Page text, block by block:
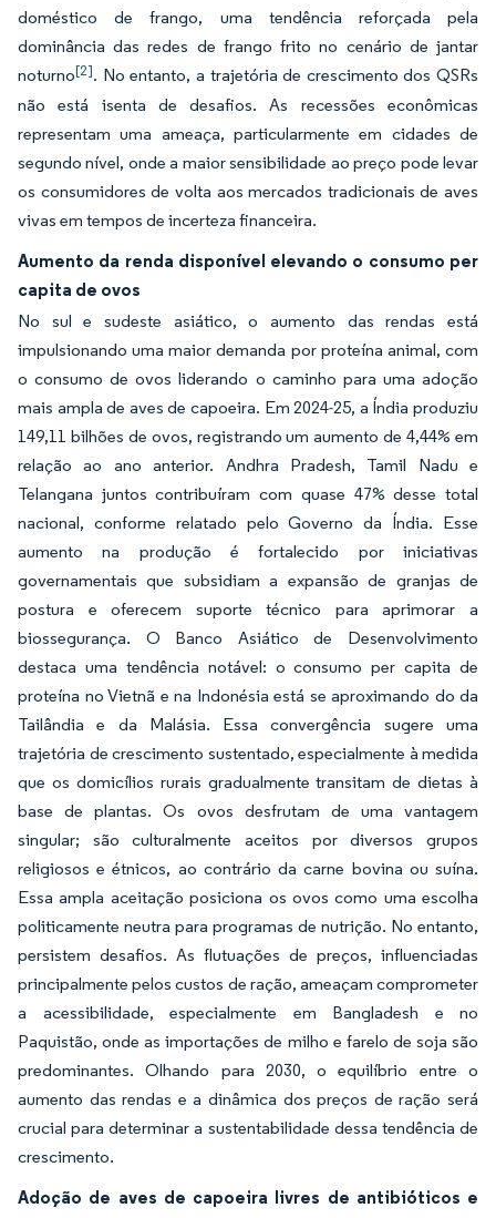
doméstico de frango, uma tendência reforçada pela
dominância das redes de frango frito no cenário de jantar
noturno[2]. No entanto, a trajetória de crescimento dos QSRs
não está isenta de desafios. As recessões econômicas
representam uma ameaça, particularmente em cidades de
segundo nível, onde a maior sensibilidade ao preço pode levar
os consumidores de volta aos mercados tradicionais de aves
vivas em tempos de incerteza financeira.
Aumento da renda disponível elevando o consumo per
capita de ovos
No sul e sudeste asiático, o aumento das rendas está
impulsionando uma maior demanda por proteína animal, com
o consumo de ovos liderando o caminho para uma adoção
mais ampla de aves de capoeira. Em 2024-25, a Índia produziu
149,11 bilhões de ovos, registrando um aumento de 4,44% em
relação ao ano anterior. Andhra Pradesh, Tamil Nadu e
Telangana juntos contribuíram com quase 47% desse total
nacional, conforme relatado pelo Governo da Índia. Esse
aumento na produção é fortalecido por iniciativas
governamentais que subsidiam a expansão de granjas de
postura e oferecem suporte técnico para aprimorar a
biossegurança. O Banco Asiático de Desenvolvimento
destaca uma tendência notável: o consumo per capita de
proteína no Vietnã e na Indonésia está se aproximando do da
Tailândia e da Malásia. Essa convergência sugere uma
trajetória de crescimento sustentado, especialmente à medida
que os domicílios rurais gradualmente transitam de dietas à
base de plantas. Os ovos desfrutam de uma vantagem
singular; são culturalmente aceitos por diversos grupos
religiosos e étnicos, ao contrário da carne bovina ou suína.
Essa ampla aceitação posiciona os ovos como uma escolha
politicamente neutra para programas de nutrição. No entanto,
persistem desafios. As flutuações de preços, influenciadas
principalmente pelos custos de ração, ameaçam comprometer
a acessibilidade, especialmente em Bangladesh e no
Paquistão, onde as importações de milho e farelo de soja são
predominantes. Olhando para 2030, o equilíbrio entre o
aumento das rendas e a dinâmica dos preços de ração será
crucial para determinar a sustentabilidade dessa tendência de
crescimento.
Adoção de aves de capoeira livres de antibióticos e